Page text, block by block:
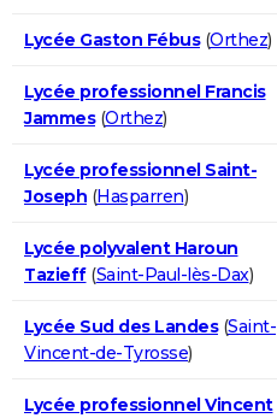
Lycée Gaston Fébus(Orthez)
Lycée professionnel Francis
Jammes(Orthez)
Lycée professionnel Saint-
Joseph (Hasparren)
Lycée polyvalent Haroun
Tazieff(Saint-Paul-lès-Dax)
Lycée Sud des Landes(Saint-
Vincent-de-Tyrosse)
Lycée professionnel Vincent